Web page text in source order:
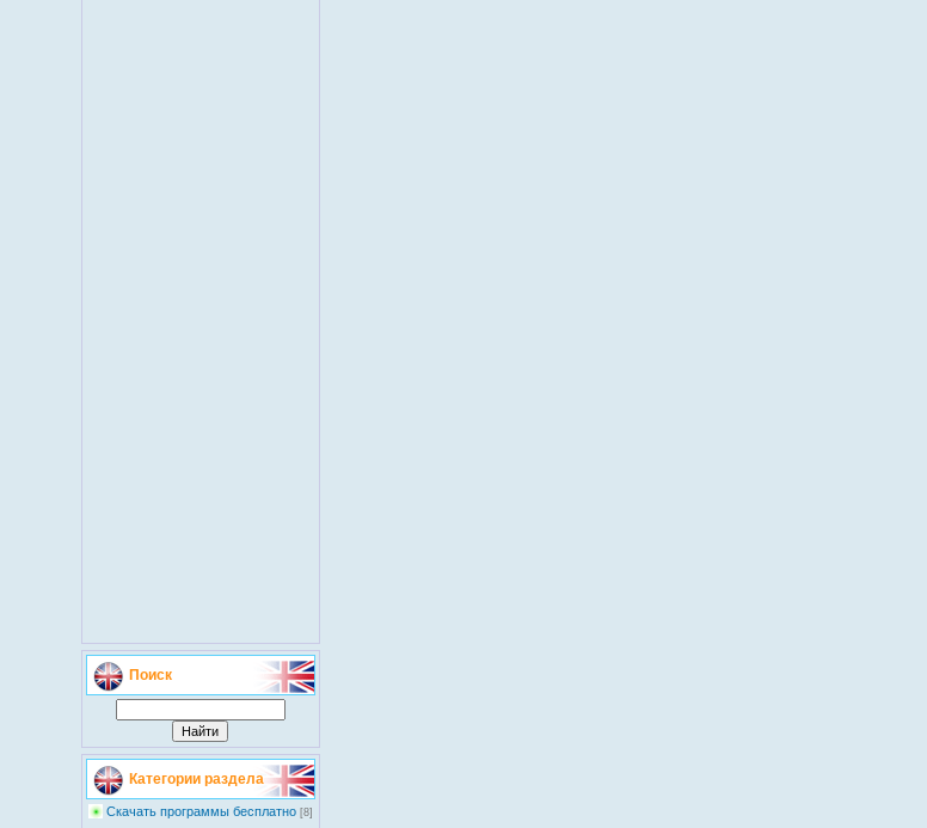
Поиск
Категории раздела
Скачать программы бесплатно [8]